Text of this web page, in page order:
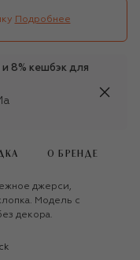
Подробнее
8% кешбэк для
О БРЕНДЕ
джерси,
Модель с
декора.